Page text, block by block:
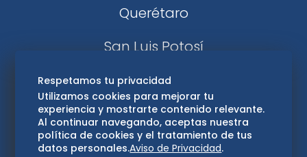
Querétaro
San Luis Potosí
Edomex
Consultas
Hidalgo
Respetamos tu privacidad
Utilizamos cookies para mejorar tu
experiencia y mostrarte contenido relevante.
Al continuar navegando, aceptas nuestra
política de cookies y el tratamiento de tus
datos personales.Aviso de Privacidad.